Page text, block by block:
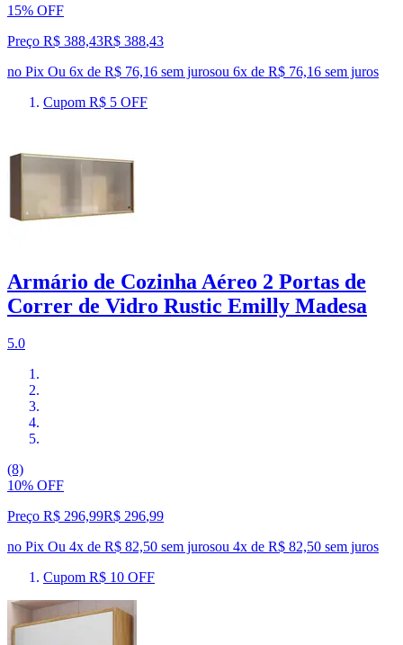
15% OFF
Preço R$ 388,43R$ 388,43
no Pix Ou 6x de R$ 76,16 sem jurosou 6x de R$ 76,16 sem juros
Cupom R$ 5 OFF
Armário de Cozinha Aéreo 2 Portas de
Correr de Vidro Rustic Emilly Madesa
5.0
(8)
10% OFF
Preço R$ 296,99R$ 296,99
no Pix Ou 4x de R$ 82,50 sem jurosou 4x de R$ 82,50 sem juros
Cupom R$ 10 OFF